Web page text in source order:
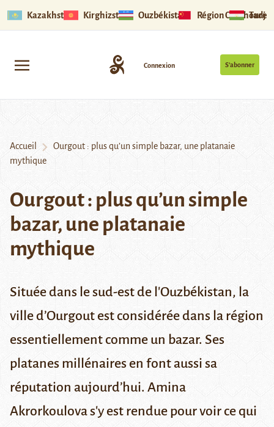
Kazakhstan Kirghizstan Ouzbékistan Région Ouïghoure
S’abonner
Connexion
Accueil
Ourgout : plus qu’un simple bazar, une platanaie
mythique
Ourgout : plus qu’un simple
bazar, une platanaie
mythique
Située dans le sud-est de l'Ouzbékistan, la
ville d’Ourgout est considérée dans la région
essentiellement comme un bazar. Ses
platanes millénaires en font aussi sa
réputation aujourd’hui. Amina
Akrorkoulova s'y est rendue pour voir ce qui